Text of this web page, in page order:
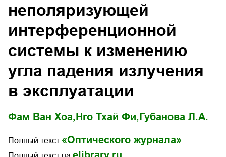
неполяризующей
интерференционной
системы к изменению
угла падения излучения
в эксплуатации
Фам Ван Хоа, Нго Тхай Фи, Губанова Л.А.
Полный текст «Оптического журнала»